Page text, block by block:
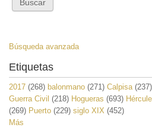
Búsqueda avanzada
Etiquetas
2017 (268) balonmano (271) Calpisa(237)
Guerra Civil (218) Hogueras (693)
(269) Puerto (229) siglo XIX (452)
Más